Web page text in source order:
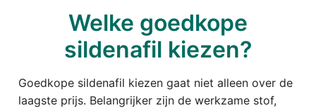
Welke goedkope
sildenafil kiezen?
Goedkope sildenafil kiezen gaat niet alleen over de
laagste prijs. Belangrijker zijn de werkzame stof,